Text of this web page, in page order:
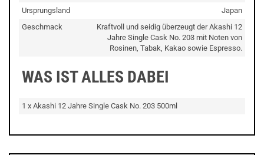
Ursprungsland
Japan
Geschmack
Kraftvoll und seidig überzeugt der Akashi 12
Jahre Single Cask No. 203 mit Noten von
Rosinen, Tabak, Kakao sowie Espresso.
WAS IST ALLES DABEI
1 x Akashi 12 Jahre Single Cask No. 203 500ml